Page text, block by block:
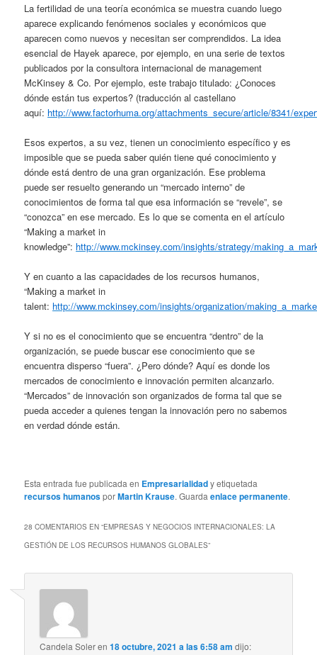
La fertilidad de una teoría económica se muestra cuando luego
aparece explicando fenómenos sociales y económicos que
aparecen como nuevos y necesitan ser comprendidos. La idea
esencial de Hayek aparece, por ejemplo, en una serie de textos
publicados por la consultora internacional de management
McKinsey & Co. Por ejemplo, este trabajo titulado: ¿Conoces
dónde están tus expertos? (traducción al castellano
aquí: http://www.factorhuma.org/attachments_secure/article/8341/
Esos expertos, a su vez, tienen un conocimiento específico y es
imposible que se pueda saber quién tiene qué conocimiento y
dónde está dentro de una gran organización. Ese problema
puede ser resuelto generando un “mercado interno” de
conocimientos de forma tal que esa información se “revele”, se
“conozca” en ese mercado. Es lo que se comenta en el artículo
“Making a market in
knowledge”: http://www.mckinsey.com/insights/strategy/
Y en cuanto a las capacidades de los recursos humanos,
“Making a market in
talent: http://www.mckinsey.com/insights/organization/
Y si no es el conocimiento que se encuentra “dentro” de la
organización, se puede buscar ese conocimiento que se
encuentra disperso “fuera”. ¿Pero dónde? Aquí es donde los
mercados de conocimiento e innovación permiten alcanzarlo.
“Mercados” de innovación son organizados de forma tal que se
pueda acceder a quienes tengan la innovación pero no sabemos
en verdad dónde están.
Esta entrada fue publicada en Empresarialidady etiquetada
recursos humanosporMartin Krause. Guardaenlace permanente.
28 COMENTARIOS EN “EMPRESAS Y NEGOCIOS INTERNACIONALES: LA
GESTIÓN DE LOS RECURSOS HUMANOS GLOBALES”
Candela Soleren18 octubre, 2021 a las 6:58 am dijo: